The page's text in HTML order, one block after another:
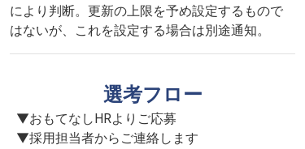
により判断。更新の上限を予め設定するもので
はないが、これを設定する場合は別途通知。
選考フロー
▼おもてなしHRよりご応募
▼採用担当者からご連絡します